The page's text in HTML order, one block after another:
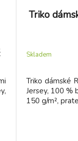
Triko
Skladem
Triko dámské
Jersey, 100 %
150 g/m²,